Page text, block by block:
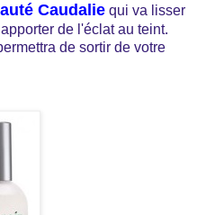
Caudalie qui va lisser
de l'éclat au teint.
de sortir de votre